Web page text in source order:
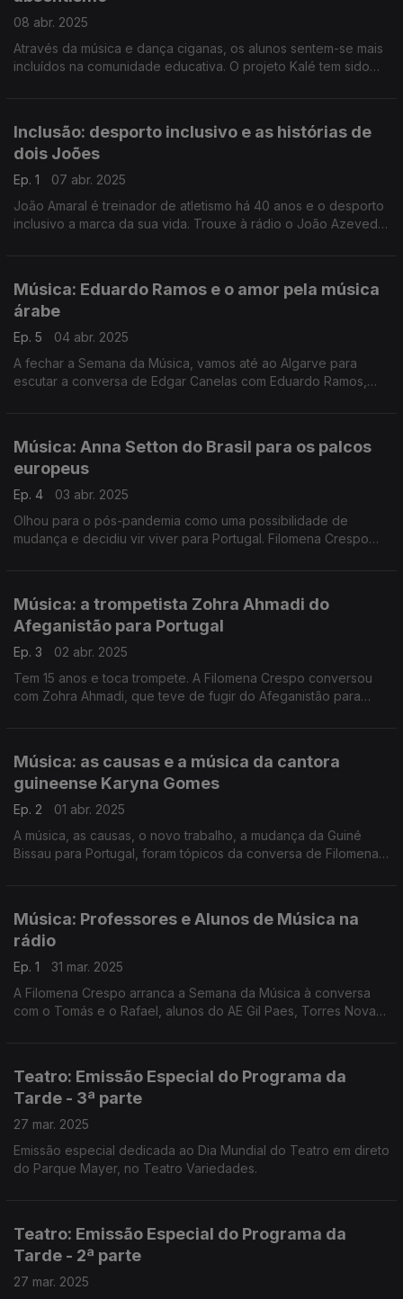
08 abr. 2025
Através da música e dança ciganas, os alunos sentem-se mais
incluídos na comunidade educativa. O projeto Kalé tem sido
Inclusão: desporto inclusivo e as histórias de
dois Joões
Ep. 1
07 abr. 2025
João Amaral é treinador de atletismo há 40 anos e o desporto
inclusivo a marca da sua vida. Trouxe à rádio o João Azevedo,
Música: Eduardo Ramos e o amor pela música
árabe
Ep. 5
04 abr. 2025
A fechar a Semana da Música, vamos até ao Algarve para
escutar a conversa de Edgar Canelas com Eduardo Ramos,
Música: Anna Setton do Brasil para os palcos
europeus
Ep. 4
03 abr. 2025
Olhou para o pós-pandemia como uma possibilidade de
mudança e decidiu vir viver para Portugal. Filomena Crespo
Música: a trompetista Zohra Ahmadi do
Afeganistão para Portugal
Ep. 3
02 abr. 2025
Tem 15 anos e toca trompete. A Filomena Crespo conversou
com Zohra Ahmadi, que teve de fugir do Afeganistão para
Música: as causas e a música da cantora
guineense Karyna Gomes
Ep. 2
01 abr. 2025
A música, as causas, o novo trabalho, a mudança da Guiné
Bissau para Portugal, foram tópicos da conversa de Filomena
Música: Professores e Alunos de Música na
rádio
Ep. 1
31 mar. 2025
A Filomena Crespo arranca a Semana da Música à conversa
com o Tomás e o Rafael, alunos do AE Gil Paes, Torres Novas.
Teatro: Emissão Especial do Programa da
Tarde - 3ª parte
27 mar. 2025
Emissão especial dedicada ao Dia Mundial do Teatro em direto
do Parque Mayer, no Teatro Variedades.
Teatro: Emissão Especial do Programa da
Tarde - 2ª parte
27 mar. 2025